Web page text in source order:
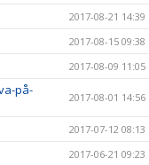
2017-08-21 14:39
2017-08-15 09:38
2017-08-09 11:05
på-
2017-08-01 14:56
2017-07-12 08:13
2017-06-21 09:23